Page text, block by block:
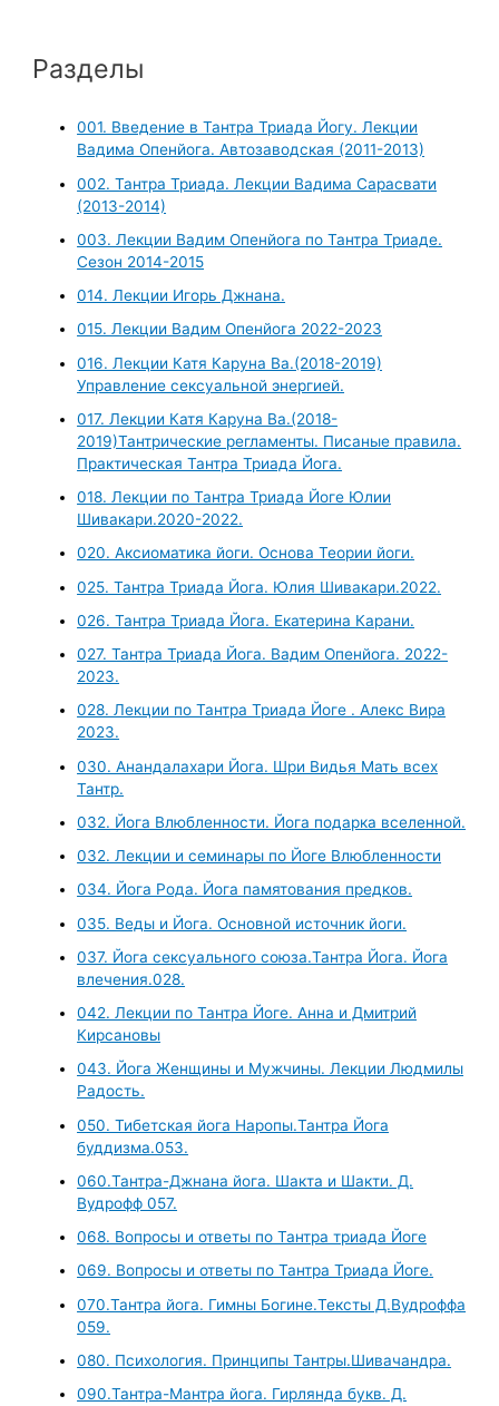
Разделы
001. Введение в Тантра Триада Йогу. Лекции
Вадима Опенйога. Автозаводская (2011-2013)
002. Тантра Триада. Лекции Вадима Сарасвати
(2013-2014)
003. Лекции Вадим Опенйога по Тантра Триаде.
Сезон 2014-2015
014. Лекции Игорь Джнана.
015. Лекции Вадим Опенйога 2022-2023
016. Лекции Катя Каруна Ва.(2018-2019)
Управление сексуальной энергией.
017. Лекции Катя Каруна Ва.(2018-
2019)Тантрические регламенты. Писаные правила.
Практическая Тантра Триада Йога.
018. Лекции по Тантра Триада Йоге Юлии
Шивакари.2020-2022.
020. Аксиоматика йоги. Основа Теории йоги.
025. Тантра Триада Йога. Юлия Шивакари.2022.
026. Тантра Триада Йога. Екатерина Карани.
027. Тантра Триада Йога. Вадим Опенйога. 2022-
2023.
028. Лекции по Тантра Триада Йоге . Алекс Вира
2023.
030. Анандалахари Йога. Шри Видья Мать всех
Тантр.
032. Йога Влюбленности. Йога подарка вселенной.
032. Лекции и семинары по Йоге Влюбленности
034. Йога Рода. Йога памятования предков.
035. Веды и Йога. Основной источник йоги.
037. Йога сексуального союза.Тантра Йога. Йога
влечения.028.
042. Лекции по Тантра Йоге. Анна и Дмитрий
Кирсановы
043. Йога Женщины и Мужчины. Лекции Людмилы
Радость.
050. Тибетская йога Наропы.Тантра Йога
буддизма.053.
060.Тантра-Джнана йога. Шакта и Шакти. Д.
Вудрофф 057.
068. Вопросы и ответы по Тантра триада Йоге
069. Вопросы и ответы по Тантра Триада Йоге.
070.Тантра йога. Гимны Богине.Тексты Д.Вудроффа
059.
080. Психология. Принципы Тантры.Шивачандра.
090.Тантра-Мантра йога. Гирлянда букв. Д.